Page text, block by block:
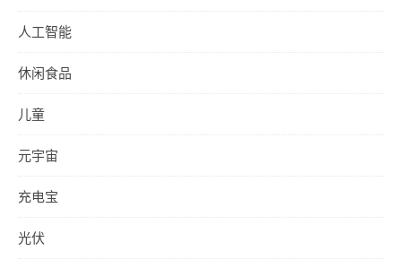
人工智能
休闲食品
儿童
元宇宙
充电宝
光伏